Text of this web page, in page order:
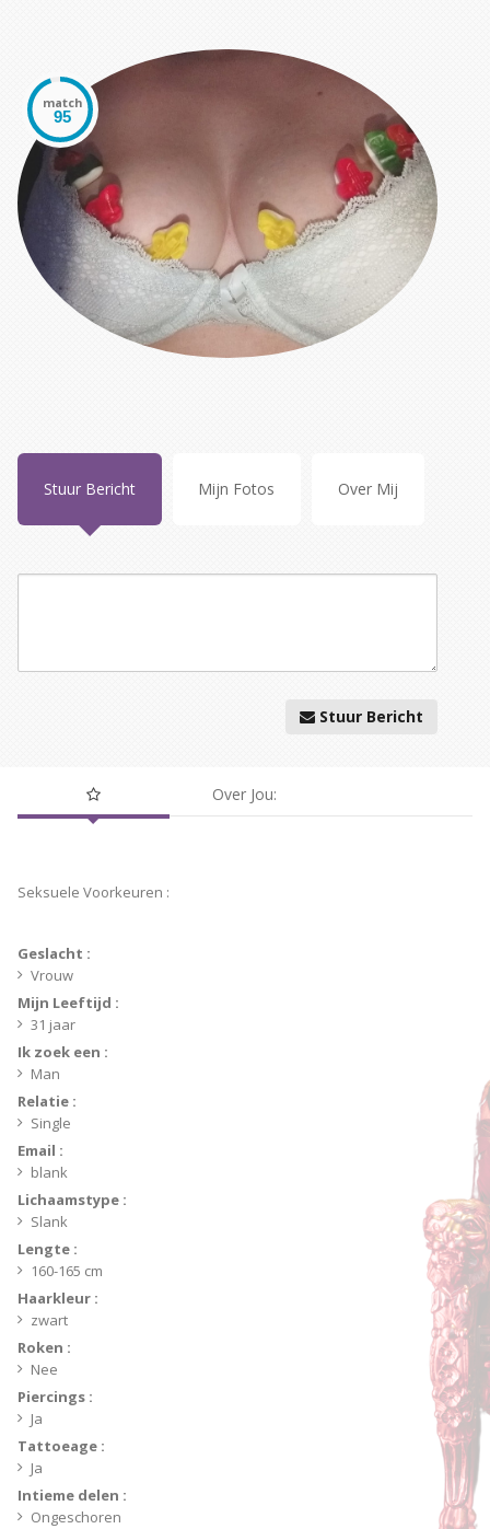
match
Stuur Bericht Mijn Fotos Over Mij
Stuur Bericht
Over Jou:
Seksuele Voorkeuren :
Geslacht :
Vrouw
Mijn Leeftijd :
31 jaar
Ik zoek een :
Man
Relatie :
Single
Email :
blank
Lichaamstype :
Slank
Lengte :
160-165 cm
Haarkleur :
zwart
Roken :
Nee
Piercings :
Ja
Tattoeage :
Ja
Intieme delen :
Ongeschoren